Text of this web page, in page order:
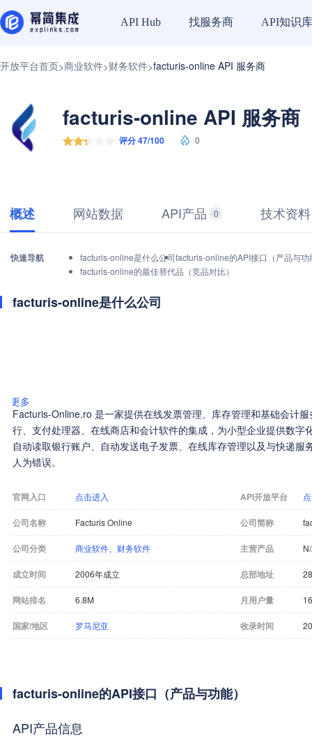
API Hub 找服务商 API知识库
开放平台首页>商业软件>财务软件>facturis-online API 服务商
facturis-online API 服务商
评分 47/100 0
概述 网站数据 API产品 0 技术资料
快速导航 facturis-online是什么公司facturis-online的API接口（产品与功
facturis-online的最佳替代品（竞品对比）
facturis-online是什么公司
更多
Facturis-Online.ro 是一家提供在线发票管理、库存管理和基础会计
行、支付处理器、在线商店和会计软件的集成，为小型企业提供数
自动读取银行账户、自动发送电子发票、在线库存管理以及与快递服
人为错误。
官网入口 点击进入 API开放平台
公司名称 Facturis Online 公司简称
公司分类 商业软件 财务软件 主营产品
成立时间 2006年成立 总部地址
网站排名 6.8M 月用户量
国家/地区 罗马尼亚 收录时间
facturis-online的API接口（产品与功能）
API产品信息